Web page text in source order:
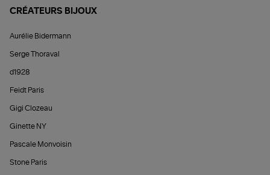
CRÉATEURS BIJOUX
Aurélie Bidermann
Serge Thoraval
d1928
Feidt Paris
Gigi Clozeau
Ginette NY
Pascale Monvoisin
Stone Paris